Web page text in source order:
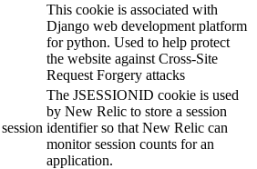
This cookie is associated with
Django web development platform
for python. Used to help protect
the website against Cross-Site
Request Forgery attacks
session
The JSESSIONID cookie is used
by New Relic to store a session
identifier so that New Relic can
monitor session counts for an
application.